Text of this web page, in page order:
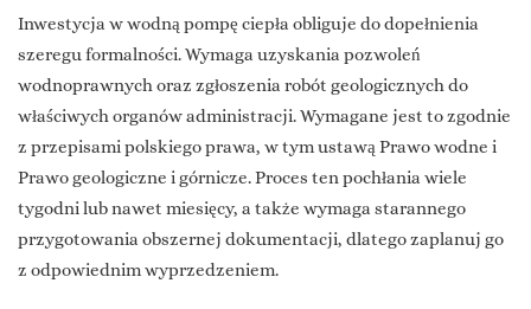
Inwestycja w wodną pompę ciepła obliguje do dopełnienia
szeregu formalności. Wymaga uzyskania pozwoleń
wodnoprawnych oraz zgłoszenia robót geologicznych do
właściwych organów administracji. Wymagane jest to zgodnie
z przepisami polskiego prawa, w tym ustawą Prawo wodne i
Prawo geologiczne i górnicze. Proces ten pochłania wiele
tygodni lub nawet miesięcy, a także wymaga starannego
przygotowania obszernej dokumentacji, dlatego zaplanuj go
z odpowiednim wyprzedzeniem.